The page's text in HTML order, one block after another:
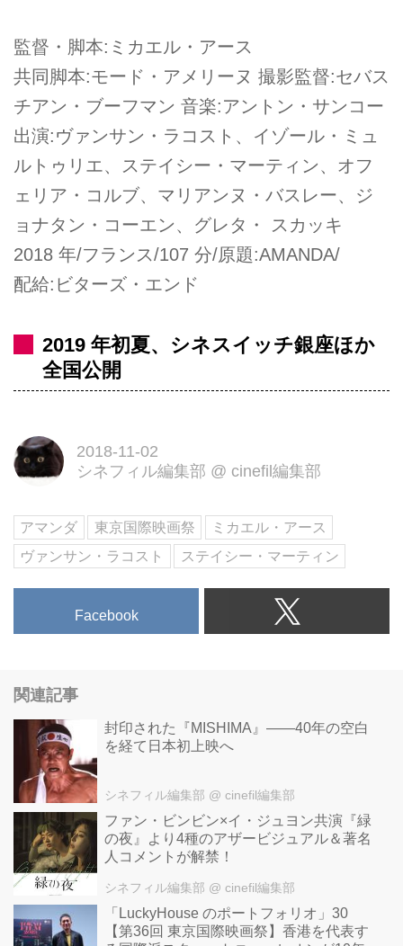
監督・脚本:ミカエル・アース
共同脚本:モード・アメリーヌ 撮影監督:セバス
チアン・ブーフマン 音楽:アントン・サンコー
出演:ヴァンサン・ラコスト、イゾール・ミュ
ルトゥリエ、ステイシー・マーティン、オフ
ェリア・コルブ、マリアンヌ・バスレー、ジ
ョナタン・コーエン、グレタ・ スカッキ
2018 年/フランス/107 分/原題:AMANDA/
配給:ビターズ・エンド
2019 年初夏、シネスイッチ銀座ほか
全国公開
2018-11-02
シネフィル編集部 @ cinefil編集部
アマンダ 東京国際映画祭
ミカエル・アース
ヴァンサン・ラコスト
ステイシー・マーティン
Facebook
関連記事
封印された『MISHIMA』――40年の空白
を経て日本初上映へ
シネフィル編集部 @ cinefil編集部
ファン・ビンビン×イ・ジュヨン共演『緑
の夜』より4種のアザービジュアル＆著名
人コメントが解禁！
シネフィル編集部 @ cinefil編集部
「LuckyHouse のポートフォリオ」30
【第36回 東京国際映画祭】香港を代表す